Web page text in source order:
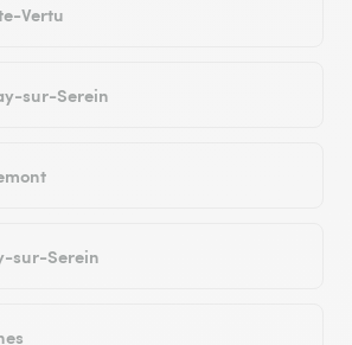
Vertu
sur-Serein
sur-Serein